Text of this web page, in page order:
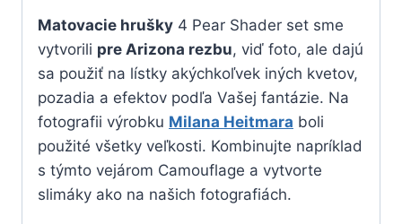
Matovacie hrušky 4 Pear Shader set sme
vytvorili pre Arizona rezbu, viď foto, ale dajú
sa použiť na lístky akýchkoľvek iných kvetov,
pozadia a efektov podľa Vašej fantázie. Na
fotografii výrobku Milana Heitmara boli
použité všetky veľkosti. Kombinujte napríklad
s týmto vejárom Camouflage a vytvorte
slimáky ako na našich fotografiách.